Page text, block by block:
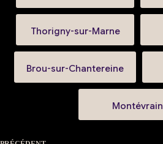
Thorigny-sur-Marne
Brou-sur-Chantereine
Montévrain